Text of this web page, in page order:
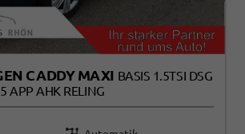
CADDY MAXI BASIS 1.5TSI DSG
APP AHK RELING